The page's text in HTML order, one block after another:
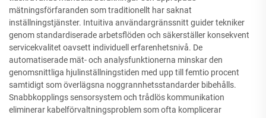
mätningsförfaranden som traditionellt har saknat
inställningstjänster. Intuitiva användargränssnitt guider tekniker
genom standardiserade arbetsflöden och säkerställer konsekvent
servicekvalitet oavsett individuell erfarenhetsnivå. De
automatiserade mät- och analysfunktionerna minskar den
genomsnittliga hjulinställningstiden med upp till femtio procent
samtidigt som överlägsna noggrannhetsstandarder bibehålls.
Snabbkopplings sensorsystem och trådlös kommunikation
eliminerar kabelförvaltningsproblem som ofta komplicerar